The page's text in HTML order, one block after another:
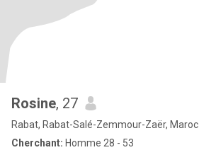
Rosine, 27
Rabat, Rabat-Salé-Zemmour-Zaër, Maroc
Cherchant: Homme 28 - 53